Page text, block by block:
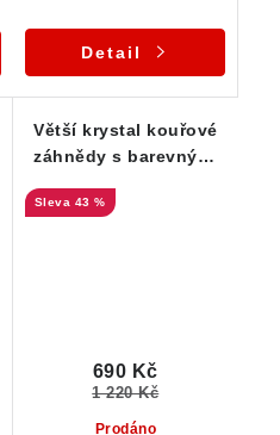
Detail
Větší krystal kouřové
záhnědy s barevnými
světem
43 %
Prodáno
690 Kč
1 220 Kč